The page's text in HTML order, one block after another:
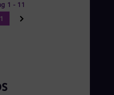
1 - 11
1